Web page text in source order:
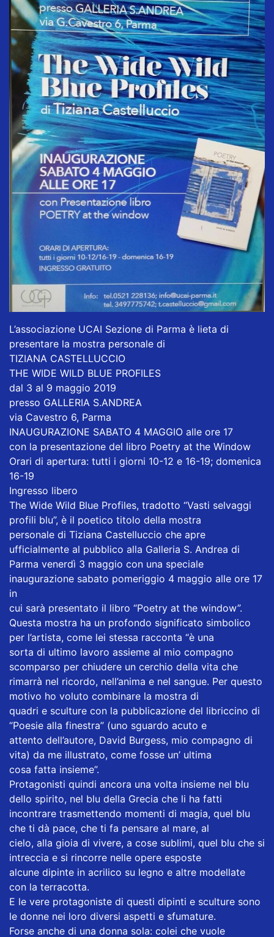
L’associazione UCAI Sezione di Parma è lieta di
presentare la mostra personale di
TIZIANA CASTELLUCCIO
THE WIDE WILD BLUE PROFILES
dal 3 al 9 maggio 2019
presso GALLERIA S.ANDREA
via Cavestro 6, Parma
INAUGURAZIONE SABATO 4 MAGGIO alle ore 17
con la presentazione del libro Poetry at the Window
Orari di apertura: tutti i giorni 10-12 e 16-19; domenica
16-19
Ingresso libero
The Wide Wild Blue Profiles, tradotto “Vasti selvaggi
profili blu”, è il poetico titolo della mostra
personale di Tiziana Castelluccio che apre
ufficialmente al pubblico alla Galleria S. Andrea di
Parma venerdì 3 maggio con una speciale
inaugurazione sabato pomeriggio 4 maggio alle ore 17
in
cui sarà presentato il libro “Poetry at the window”.
Questa mostra ha un profondo significato simbolico
per l’artista, come lei stessa racconta “è una
sorta di ultimo lavoro assieme al mio compagno
scomparso per chiudere un cerchio della vita che
rimarrà nel ricordo, nell’anima e nel sangue. Per questo
motivo ho voluto combinare la mostra di
quadri e sculture con la pubblicazione del libriccino di
“Poesie alla finestra” (uno sguardo acuto e
attento dell’autore, David Burgess, mio compagno di
vita) da me illustrato, come fosse un’ ultima
cosa fatta insieme”.
Protagonisti quindi ancora una volta insieme nel blu
dello spirito, nel blu della Grecia che li ha fatti
incontrare trasmettendo momenti di magia, quel blu
che ti dà pace, che ti fa pensare al mare, al
cielo, alla gioia di vivere, a cose sublimi, quel blu che si
intreccia e si rincorre nelle opere esposte
alcune dipinte in acrilico su legno e altre modellate
con la terracotta.
E le vere protagoniste di questi dipinti e sculture sono
le donne nei loro diversi aspetti e sfumature.
Forse anche di una donna sola: colei che vuole